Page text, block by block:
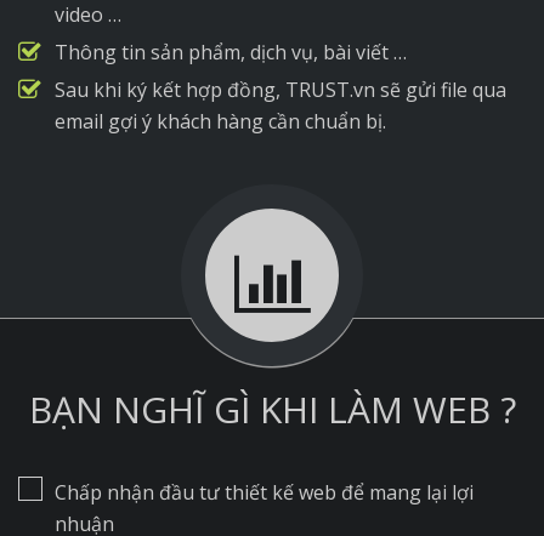
video …
Thông tin sản phẩm, dịch vụ, bài viết …
Sau khi ký kết hợp đồng, TRUST.vn sẽ gửi file qua
email gợi ý khách hàng cần chuẩn bị.
BẠN NGHĨ GÌ KHI LÀM WEB ?
Chấp nhận đầu tư thiết kế web để mang lại lợi
nhuận